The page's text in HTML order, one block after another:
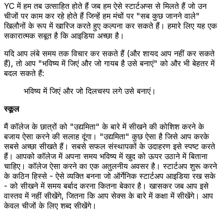
YC में हम तब उत्साहित होते हैं जब हम ऐसे स्टार्टअप्स से मिलते हैं जो उन
चीजों पर काम कर रहे होते हैं जिन्हें हम मंचों पर "सब कुछ जानने वाले"
खिलौनों के रूप में खारिज करते हुए कल्पना कर सकते हैं। हमारे लिए यह एक
सकारात्मक सबूत है कि आइडिया अच्छा है।
यदि आप लंबे समय तक विचार कर सकते हैं (और शायद आप नहीं कर सकते
हैं), तो आप "भविष्य में जिएं और जो गायब है उसे बनाएं" को और भी बेहतर में
बदल सकते हैं:
भविष्य में जिएं और जो दिलचस्प लगे उसे बनाएं।
स्कूल
मैं कॉलेज के छात्रों को "उद्यमिता" के बारे में सीखने की कोशिश करने के
बजाय ऐसा करने की सलाह दूंगा। "उद्यमिता" कुछ ऐसा है जिसे आप करके
सबसे अच्छा सीखते हैं। सबसे सफल संस्थापकों के उदाहरण इसे स्पष्ट करते
हैं। आपको कॉलेज में अपना समय भविष्य में खुद को ऊपर उठाने में बिताना
चाहिए। कॉलेज ऐसा करने का एक अतुलनीय अवसर है। स्टार्टअप शुरू करने
के कठिन हिस्से - ऐसे व्यक्ति बनना जो ऑर्गेनिक स्टार्टअप आइडिया रख सके
- को सीखने में समय बर्बाद करना कितना बेकार है। खासकर जब आप इसे
वास्तव में नहीं सीखेंगे, जितना कि आप सेक्स के बारे में कक्षा में सीखेंगे। आप
केवल चीजों के लिए शब्द सीखेंगे।